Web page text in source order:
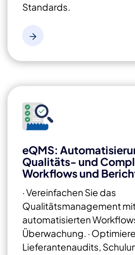
Standards.
eQMS:
Qualitäts- und
Workflows und
· Vereinfachen Sie das
Qualitätsmanagement
automatisierten
Überwachung. ·
Lieferantenaudits,